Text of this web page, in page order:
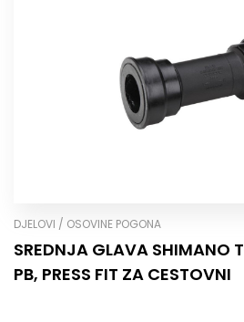
DJELOVI / OSOVINE POGONA
SREDNJA GLAVA SHIMANO
PB, PRESS FIT ZA CESTOVNI